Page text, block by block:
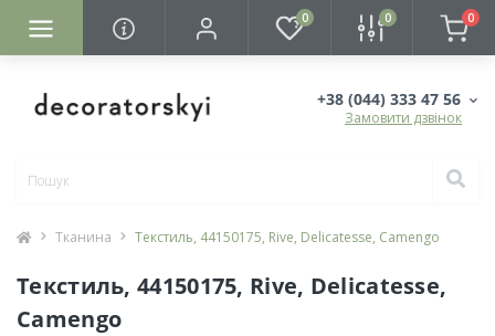
0 0 0
+38 (044) 333 47 56
Замовити дзвінок
Тканина Текстиль, 44150175, Rive, Delicatesse, Camengo
Текстиль, 44150175, Rive, Delicatesse,
Camengo